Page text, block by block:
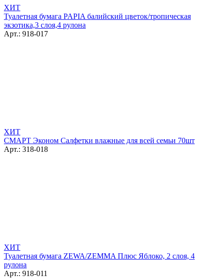
ХИТ
Туалетная бумага PAPIA балийский цветок/тропическая
экзотика,3 слоя,4 рулона
Арт.: 918-017
ХИТ
СМАРТ Эконом Салфетки влажные для всей семьи 70шт
Арт.: 318-018
ХИТ
Туалетная бумага ZEWA/ZEMMA Плюс Яблоко, 2 слоя, 4
рулона
Арт.: 918-011